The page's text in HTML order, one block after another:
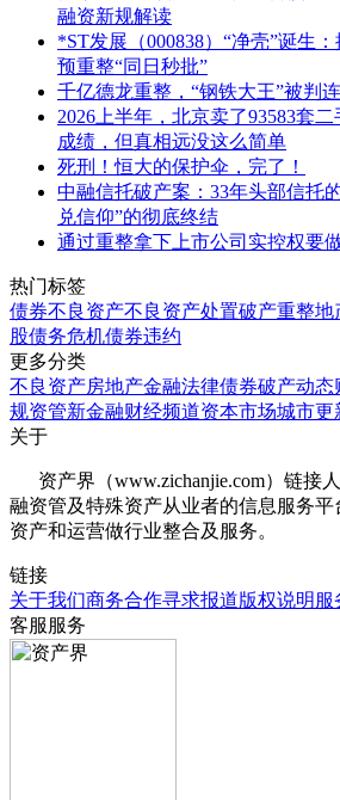
融资新规解读
*ST发展（000838）“净壳”诞生
预重整“同日秒批”
千亿德龙重整，“钢铁大王”被判
2026上半年，北京卖了93583套
成绩，但真相远没这么简单
死刑！恒大的保护伞，完了！
中融信托破产案：33年头部信托
兑信仰”的彻底终结
通过重整拿下上市公司实控权要
热门标签
债券不良资产不良资产处置破产重整地
股债务危机债券违约
更多分类
不良资产房地产金融法律债券破产动态
规资管新金融财经频道资本市场城市更
关于
资产界（www.zichanjie.com）链接
融资管及特殊资产从业者的信息服务平
资产和运营做行业整合及服务。
链接
关于我们商务合作寻求报道版权说明服
客服服务